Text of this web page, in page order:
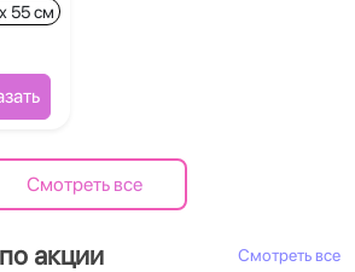
55 см
Смотреть все
акции Смотреть все